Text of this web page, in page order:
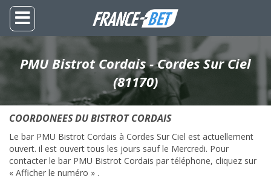
PMU Bistrot Cordais - Cordes Sur Ciel
(81170)
COORDONEES DU BISTROT CORDAIS
Le bar PMU Bistrot Cordais à Cordes Sur Ciel est actuellement
ouvert. il est ouvert tous les jours sauf le Mercredi. Pour
contacter le bar PMU Bistrot Cordais par téléphone, cliquez sur
« Afficher le numéro » .